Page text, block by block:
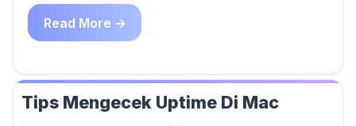
Read More →
Tips Mengecek Uptime Di Mac